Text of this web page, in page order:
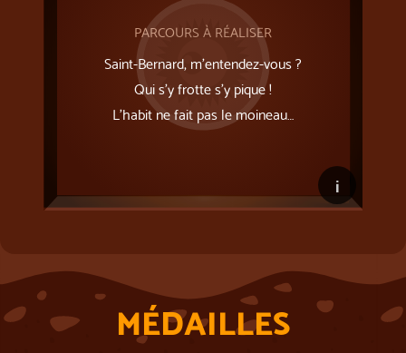
PARCOURS À RÉALISER
Saint-Bernard, m’entendez-vous ?
Qui s’y frotte s’y pique !
L'habit ne fait pas le moineau…
i
MÉDAILLES